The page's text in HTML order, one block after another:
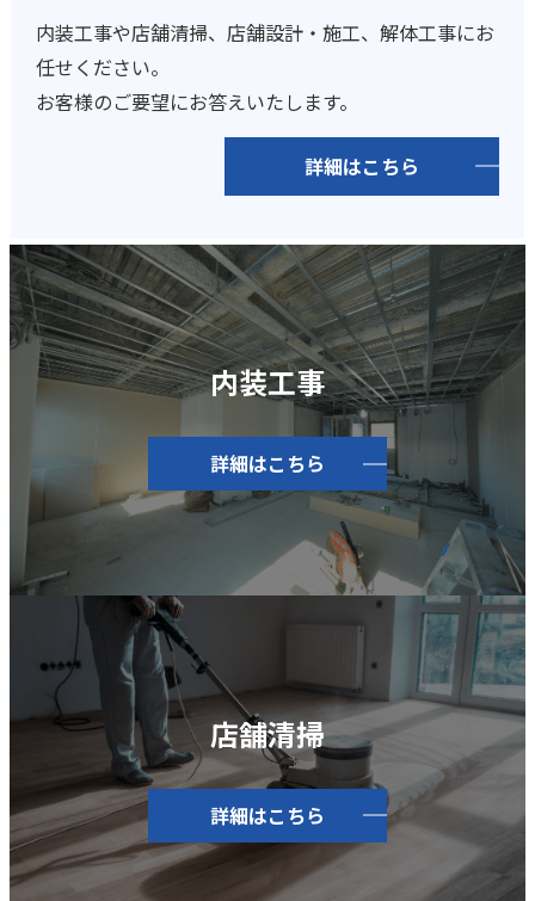
内装工事や店舗清掃、店舗設計・施工、解体工事にお
任せください。
お客様のご要望にお答えいたします。
詳細はこちら
内装工事
詳細はこちら
店舗清掃
詳細はこちら